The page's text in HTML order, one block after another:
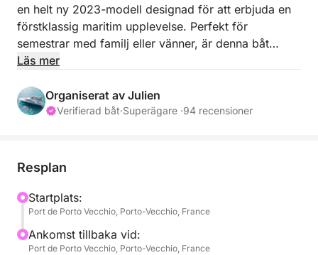
en helt ny 2023-modell designad för att erbjuda en
förstklassig maritim upplevelse. Perfekt för
semestrar med familj eller vänner, är denna båt
certifierad för att säkert rymma upp till 12
utflykt.
maximerar däcksplanen utrymmet ombord för enkel
komfortfunktioner: stora solstolar i fören för att njuta
av solen, en effektiv skyddande markis och en bänk
med ett bord för luncher vid ankar. För simning
säkerställer badstegen och däckduschen fullständig
Läs mer
Organiserat av Julien
Verifierad båt·Superägare ·94 recensioner
Resplan
Startplats:
Port de Porto Vecchio, Porto-Vecchio, France
Ankomst tillbaka vid:
Port de Porto Vecchio, Porto-Vecchio, France